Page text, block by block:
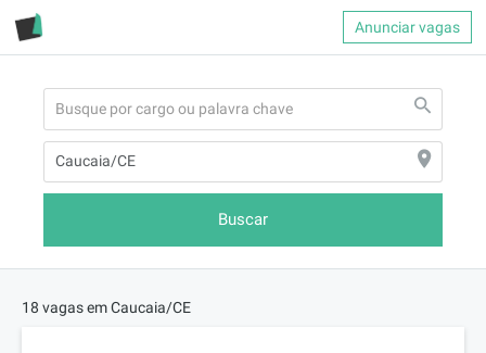
Anunciar vagas
Buscar
18 vagas em Caucaia/CE